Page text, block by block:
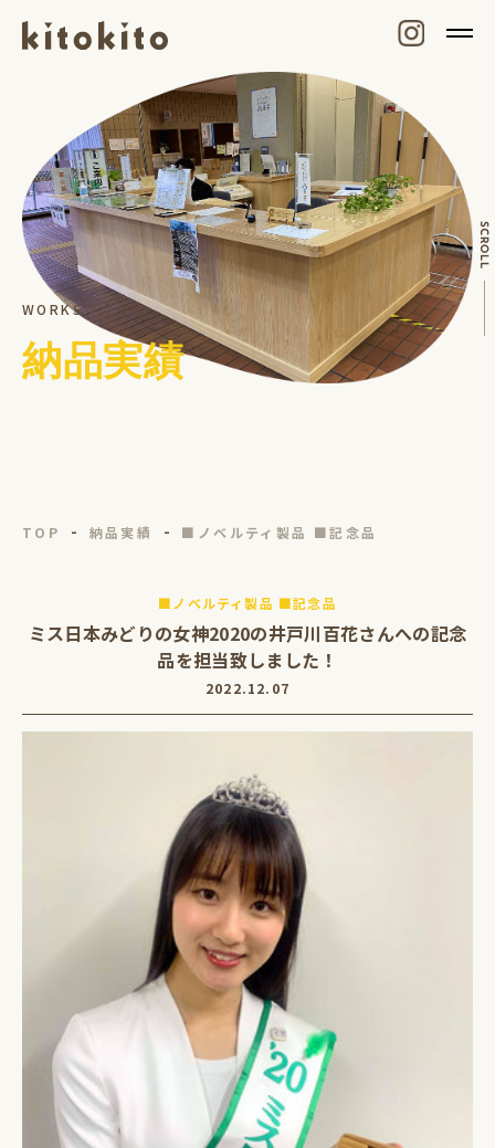
WORKS
納品実績
TOP 納品実績 ■ノベルティ製品 ■記念品
■ノベルティ製品 ■記念品
ミス日本みどりの女神2020の井戸川百花さんへの記念
品を担当致しました！
2022.12.07